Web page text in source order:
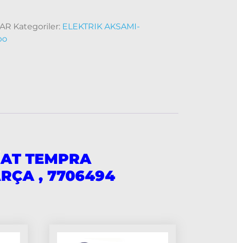
Kategoriler: ELEKTRIK AKSAMI-
TEMPRA
, 7706494